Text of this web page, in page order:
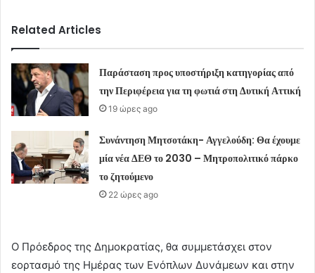
Related Articles
Παράσταση προς υποστήριξη κατηγορίας από
την Περιφέρεια για τη φωτιά στη Δυτική Αττική
19 ώρες ago
Συνάντηση Μητσοτάκη- Αγγελούδη: Θα έχουμε
μία νέα ΔΕΘ το 2030 – Μητροπολιτικό πάρκο
το ζητούμενο
22 ώρες ago
Ο Πρόεδρος της Δημοκρατίας, θα συμμετάσχει στον
εορτασμό της Ημέρας των Ενόπλων Δυνάμεων και στην